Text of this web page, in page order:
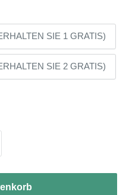
SIE 1 GRATIS)
SIE 2 GRATIS)